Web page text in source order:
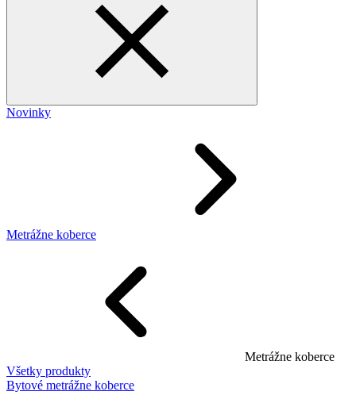
Novinky
Metrážne koberce
Metrážne koberce
Všetky produkty
Bytové metrážne koberce